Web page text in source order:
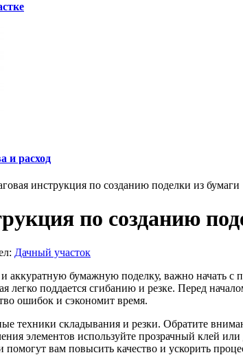
и расход
инструкция по созданию поделки из бумаги
по созданию
Дачный участок
аккуратную бумажную поделку, важно начать
легко поддается сгибанию и резке. Перед
ошибок и сэкономит время.
техники складывания и резки. Обратите
элементов используйте прозрачный клей
помогут вам повысить качество и ускорить